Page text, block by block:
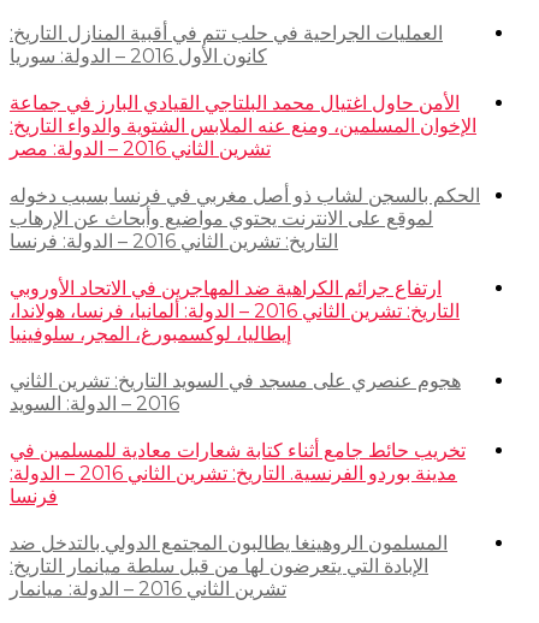
العمليات الجراحية في حلب تتم في أقبية المنازل التاريخ:
كانون الأول 2016 – الدولة: سوريا
الأمن حاول اغتيال محمد البلتاجي القيادي البارز في جماعة
الإخوان المسلمين، ومنع عنه الملابس الشتوية والدواء التاريخ:
تشرين الثاني 2016 – الدولة: مصر
الحكم بالسجن لشاب ذو أصل مغربي في فرنسا بسبب دخوله
لموقع على الانترنت يحتوي مواضيع وأبحاث عن الإرهاب
التاريخ: تشرين الثاني 2016 – الدولة: فرنسا
ارتفاع جرائم الكراهية ضد المهاجرين في الاتحاد الأوروبي
التاريخ: تشرين الثاني 2016 – الدولة: ألمانيا، فرنسا، هولاندا،
إيطاليا، لوكسمبورغ، المجر، سلوفينيا
هجوم عنصري على مسجد في السويد التاريخ: تشرين الثاني
2016 – الدولة: السويد
تخريب حائط جامع أثناء كتابة شعارات معادية للمسلمين في
مدينة بوردو الفرنسية. التاريخ: تشرين الثاني 2016 – الدولة:
فرنسا
المسلمون الروهينغا يطالبون المجتمع الدولي بالتدخل ضد
الإبادة التي يتعرضون لها من قبل سلطة ميانمار التاريخ:
تشرين الثاني 2016 – الدولة: ميانمار